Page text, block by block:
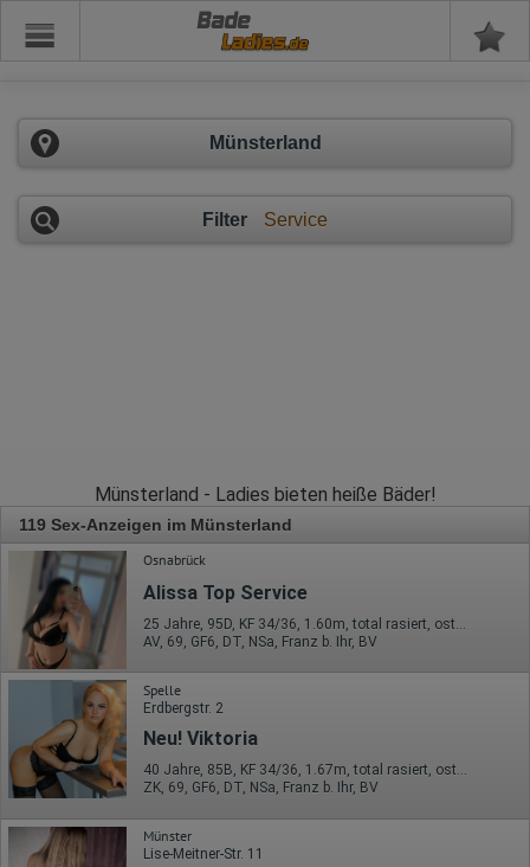
Bade
Münsterland
Filter Service
Münsterland - Ladies bieten heiße Bäder!
119 Sex-Anzeigen im Münsterland
Osnabrück
Alissa Top Service
25 Jahre, 95D, KF 34/36, 1.60m, total rasiert, osteuropäisch
AV, 69, GF6, DT, NSa, Franz b. Ihr, BV
Spelle
Erdbergstr. 2
Neu! Viktoria
40 Jahre, 85B, KF 34/36, 1.67m, total rasiert, osteuropäisch
ZK, 69, GF6, DT, NSa, Franz b. Ihr, BV
Münster
Lise-Meitner-Str. 11